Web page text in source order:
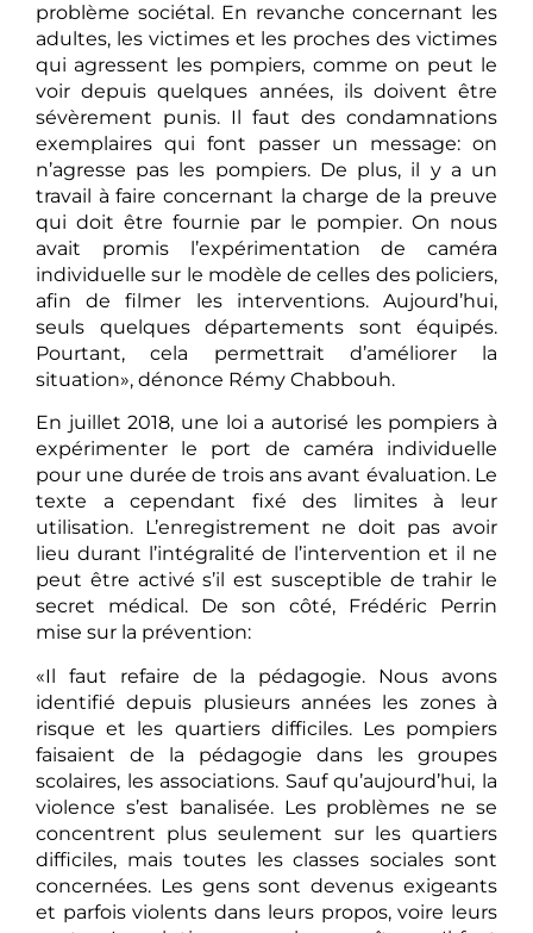
problème sociétal. En revanche concernant les
adultes, les victimes et les proches des victimes
qui agressent les pompiers, comme on peut le
voir depuis quelques années, ils doivent être
sévèrement punis. Il faut des condamnations
exemplaires qui font passer un message: on
n’agresse pas les pompiers. De plus, il y a un
travail à faire concernant la charge de la preuve
qui doit être fournie par le pompier. On nous
avait promis l’expérimentation de caméra
individuelle sur le modèle de celles des policiers,
afin de filmer les interventions. Aujourd’hui,
seuls quelques départements sont équipés.
Pourtant, cela permettrait d’améliorer la
situation», dénonce Rémy Chabbouh.
En juillet 2018, une loi a autorisé les pompiers à
expérimenter le port de caméra individuelle
pour une durée de trois ans avant évaluation. Le
texte a cependant fixé des limites à leur
utilisation. L’enregistrement ne doit pas avoir
lieu durant l’intégralité de l’intervention et il ne
peut être activé s’il est susceptible de trahir le
secret médical. De son côté, Frédéric Perrin
mise sur la prévention:
«Il faut refaire de la pédagogie. Nous avons
identifié depuis plusieurs années les zones à
risque et les quartiers difficiles. Les pompiers
faisaient de la pédagogie dans les groupes
scolaires, les associations. Sauf qu’aujourd’hui, la
violence s’est banalisée. Les problèmes ne se
concentrent plus seulement sur les quartiers
difficiles, mais toutes les classes sociales sont
concernées. Les gens sont devenus exigeants
et parfois violents dans leurs propos, voire leurs